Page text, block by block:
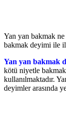
Yan yan bakmak ne
bakmak deyimi ile
Yan yan bakmak
kötü niyetle
kullanılmaktadır.
deyimler arasında